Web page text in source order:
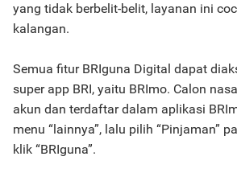
yang tidak berbelit-belit, layanan ini
kalangan.
Semua fitur BRIguna Digital dapat
super app BRI, yaitu BRImo. Calon
akun dan terdaftar dalam aplikasi
menu “lainnya”, lalu pilih “Pinjaman”
klik “BRIguna”.